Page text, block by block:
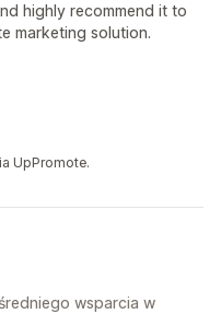
highly recommend it to
marketing solution.
UpPromote.
wsparcia w